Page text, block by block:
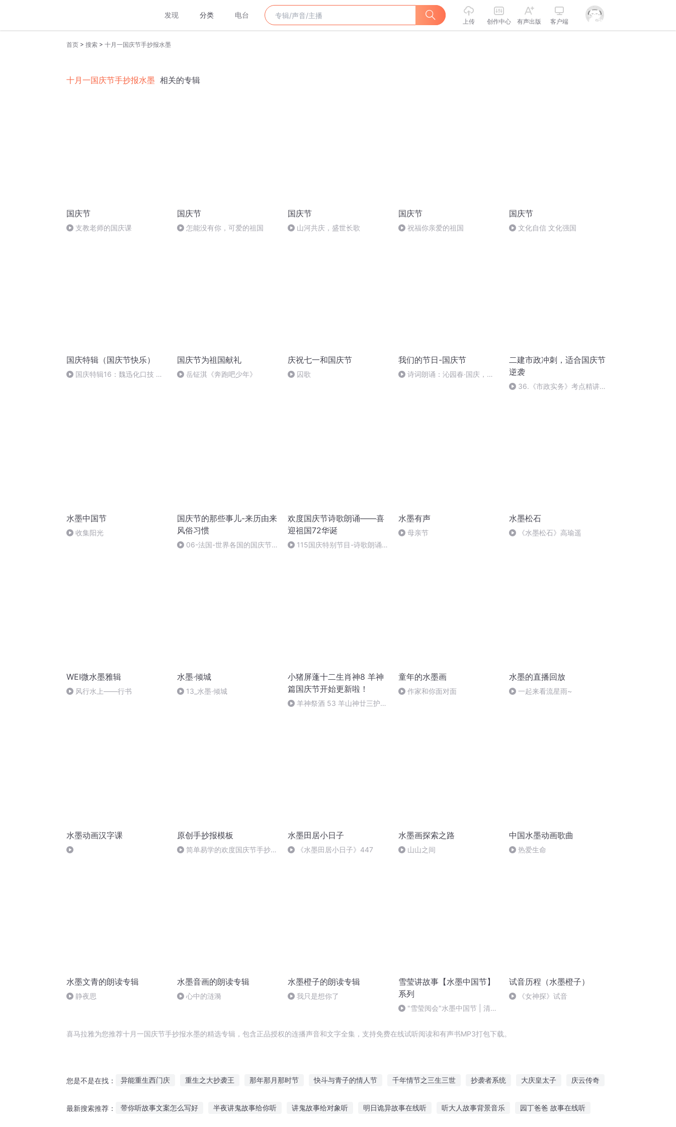
发现 分类 电台
上传 创作中心 有声出版 客户端
首页 > 搜索 > 十月一国庆节手抄报水墨
十月一国庆节手抄报水墨 相关的专辑
国庆节
支教老师的国庆课
国庆节
怎能没有你，可爱的祖国
国庆节
山河共庆，盛世长歌
国庆节
祝福你亲爱的祖国
国庆节
文化自信 文化强国
国庆特辑（国庆节快乐）
国庆特辑16：魏迅化口技 二
国庆节为祖国献礼
岳钲淇《奔跑吧少年》
庆祝七一和国庆节
囚歌
我们的节日-国庆节
诗词朗诵：沁园春·国庆，朗
二建市政冲刺，适合国庆节
逆袭
36.《市政实务》考点精讲第
水墨中国节
收集阳光
国庆节的那些事儿-来历由来
风俗习惯
06-法国-世界各国的国庆节-
欢度国庆节诗歌朗诵——喜
迎祖国72华诞
115国庆特别节目-诗歌朗诵-
水墨有声
母亲节
水墨松石
《水墨松石》高瑜遥
WEI微水墨雅辑
风行水上——行书
水墨∙倾城
13_水墨·倾城
小猪屏蓬十二生肖神8 羊神
篇国庆节开始更新啦！
羊神祭酒 53 羊山神廿三护祭
童年的水墨画
作家和你面对面
水墨的直播回放
一起来看流星雨~
水墨动画汉字课 原创手抄报模板
简单易学的欢度国庆节手抄报
水墨田居小日子
《水墨田居小日子》447
水墨画探索之路
山山之间
中国水墨动画歌曲
热爱生命
水墨文青的朗读专辑
静夜思
水墨音画的朗读专辑
心中的涟漪
水墨橙子的朗读专辑
我只是想你了
雪莹讲故事【水墨中国节】
系列
"雪莹阅会"水墨中国节 | 清明
试音历程（水墨橙子）
《女神探》试音
喜马拉雅为您推荐十月一国庆节手抄报水墨的精选专辑，包含正品授权的连播声音和文字全集，支持免费在线试听阅读和有声书MP3打包下载。
您是不是在找： 异能重生西门庆 重生之大抄袭王 那年那月那时节 快斗与青子的情人节 千年情节之三生三世 抄袭者系统 大庆皇太子 庆云传奇
最新搜索推荐： 带你听故事文案怎么写好 半夜讲鬼故事给你听 讲鬼故事给对象听 明日诡异故事在线听 听大人故事背景音乐 园丁爸爸 故事在线听